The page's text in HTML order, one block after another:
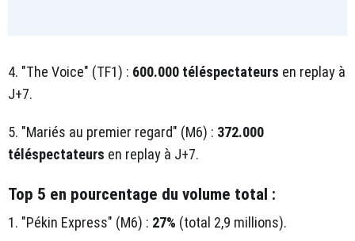
4. "The Voice" (TF1) : 600.000 téléspectateurs en replay à
J+7.
5. "Mariés au premier regard" (M6) : 372.000
téléspectateurs en replay à J+7.
Top 5 en pourcentage du volume total :
1. "Pékin Express" (M6) : 27% (total 2,9 millions).